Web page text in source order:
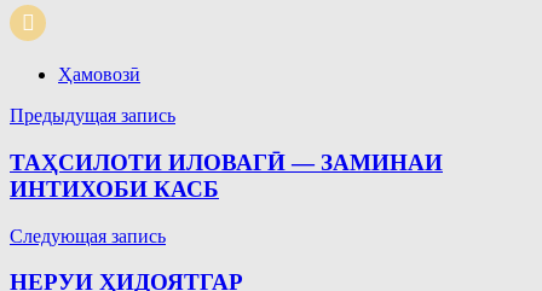
Ҳамовозӣ
Навигация
по
записям
Предыдущая запись
ТАҲСИЛОТИ ИЛОВАГӢ — ЗАМИНАИ
ИНТИХОБИ КАСБ
Следующая запись
НЕРУИ ҲИДОЯТГАР